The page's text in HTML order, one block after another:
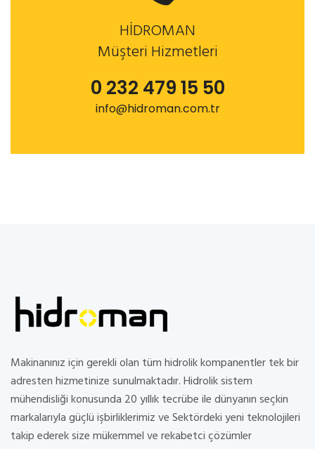
HİDROMAN
Müşteri Hizmetleri
0 232 479 15 50
info@hidroman.com.tr
Makinanınız için gerekli olan tüm hidrolik kompanentler tek bir
adresten hizmetinize sunulmaktadır. Hidrolik sistem
mühendisliği konusunda 20 yıllık tecrübe ile dünyanın seçkin
markalarıyla güçlü işbirliklerimiz ve Sektördeki yeni teknolojileri
takip ederek size mükemmel ve rekabetci çözümler